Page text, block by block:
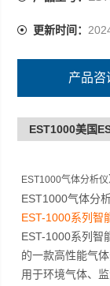
更新时间：
产品咨
EST1000美国
EST1000气体分析
EST1000气体分
EST-1000系列智
EST-1000系列智
的一款高性能气
用于环境气体、